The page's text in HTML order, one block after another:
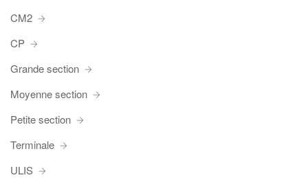
CM2
CP
Grande section
Moyenne section
Petite section
Terminale
ULIS